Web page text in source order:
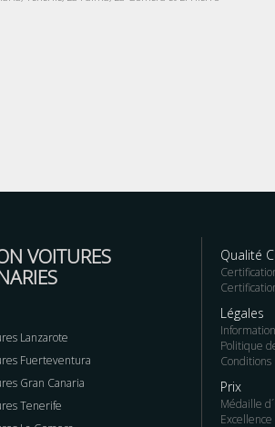
VOITURES
Lanzarote
Fuerteventura
Gran Canaria
Tenerife
Qualité
Légales
Politique
Conditions
Prix
Médaille